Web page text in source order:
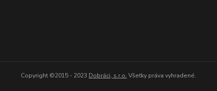
Copyright ©2015 - 2023 Dobráci, s.r.o. Všetky práva vyhradené.